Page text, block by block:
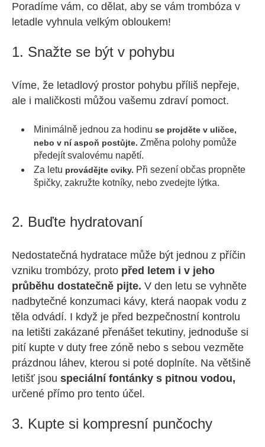
Poradíme vám, co dělat, aby se vám trombóza v
letadle vyhnula velkým obloukem!
1. Snažte se být v pohybu
Víme, že letadlový prostor pohybu příliš nepřeje,
ale i maličkosti můžou vašemu zdraví pomoct.
Minimálně jednou za hodinu se projděte v uličce,
nebo v ní aspoň postůjte. Změna polohy pomůže
předejít svalovému napětí.
Za letu provádějte cviky. Při sezení občas propněte
špičky, zakružte kotníky, nebo zvedejte lýtka.
2. Buďte hydratovaní
Nedostatečná hydratace může být jednou z příčin
vzniku trombózy, proto před letem i v jeho
průběhu dostatečně pijte. V den letu se vyhněte
nadbytečné konzumaci kávy, která naopak vodu z
těla odvádí. I když je před bezpečnostní kontrolu
na letišti zakázané přenášet tekutiny, jednoduše si
pití kupte v duty free zóně nebo s sebou vezměte
prázdnou láhev, kterou si poté doplníte. Na většině
letišť jsou speciální fontánky s pitnou vodou,
určené přímo pro tento účel.
3. Kupte si kompresní punčochy